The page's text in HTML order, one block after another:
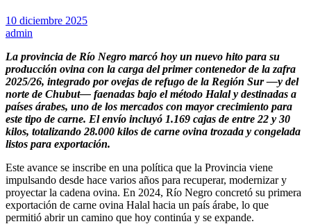
10 diciembre 2025
admin
La provincia de Río Negro marcó hoy un nuevo hito para su
producción ovina con la carga del primer contenedor de la zafra
2025/26, integrado por ovejas de refugo de la Región Sur —y del
norte de Chubut— faenadas bajo el método Halal y destinadas a
países árabes, uno de los mercados con mayor crecimiento para
este tipo de carne. El envío incluyó 1.169 cajas de entre 22 y 30
kilos, totalizando 28.000 kilos de carne ovina trozada y congelada
listos para exportación.
Este avance se inscribe en una política que la Provincia viene
impulsando desde hace varios años para recuperar, modernizar y
proyectar la cadena ovina. En 2024, Río Negro concretó su primera
exportación de carne ovina Halal hacia un país árabe, lo que
permitió abrir un camino que hoy continúa y se expande.